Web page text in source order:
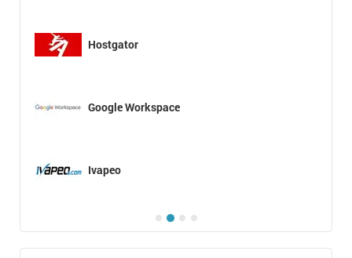
Hostgator
Google Workspace
Ivapeo